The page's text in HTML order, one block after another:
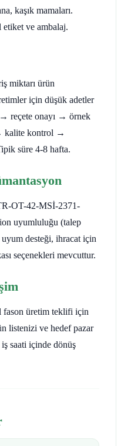
kaşık mamaları.
etiket ve ambalaj.
miktarı ürün
için düşük adetler
→ reçete onayı → örnek
kalite kontrol →
süre 4-8 hafta.
OT-42-MSİ-2371-
uyumluluğu (talep
desteği, ihracat için
seçenekleri mevcuttur.
fason üretim teklifi için
listenizi ve hedef pazar
saati içinde dönüş